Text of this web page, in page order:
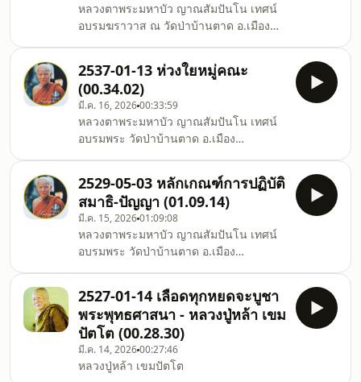
หลวงตาพระมหาบัว ญาณสัมปันโน เทศน์
อบรมฆราวาส ณ วัดป่าบ้านตาด อ.เมือง
2537-01-13 ห่วงใยหมู่คณะ
(00.34.02)
มี.ค. 16, 202600:33:59
หลวงตาพระมหาบัว ญาณสัมปันโน เทศน์
อบรมพระ วัดป่าบ้านตาด อ.เมือง
2529-05-03 หลักเกณฑ์การปฏิบัติ
สมาธิ-ปัญญา (01.09.14)
มี.ค. 15, 202601:09:08
หลวงตาพระมหาบัว ญาณสัมปันโน เทศน์
อบรมพระ วัดป่าบ้านตาด อ.เมือง
2527-01-14 เลือดทุกหยดจะบูชา
พระพุทธศาสนา - หลวงปู่หล้า เขม
ปัตโต (00.28.30)
มี.ค. 14, 202600:27:46
หลวงปู่หล้า เขมปัตโต